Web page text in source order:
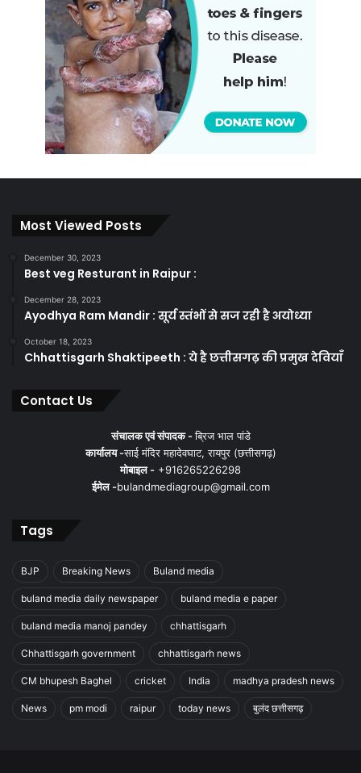
Most Viewed Posts
December 30, 2023
Best veg Resturant in Raipur :
December 28, 2023
Ayodhya Ram Mandir : सूर्य स्तंभों से सज रही है अयोध्या
October 18, 2023
Chhattisgarh Shaktipeeth : ये है छत्तीसगढ़ की प्रमुख देवियाँ
Contact Us
संचालक एवं संपादक -ब्रिज भाल पांडे
कार्यालय -साई मंदिर महादेवघाट, रायपुर (छत्तीसगढ़)
मोबाइल - +916265226298
ईमेल -bulandmediagroup@gmail.com
Tags
BJP Breaking News Buland media
buland media daily newspaper buland media e paper
buland media manoj pandey chhattisgarh
Chhattisgarh government chhattisgarh news
CM bhupesh Baghel cricket India madhya pradesh news
News pm modi raipur today news बुलंद छत्तीसगढ़